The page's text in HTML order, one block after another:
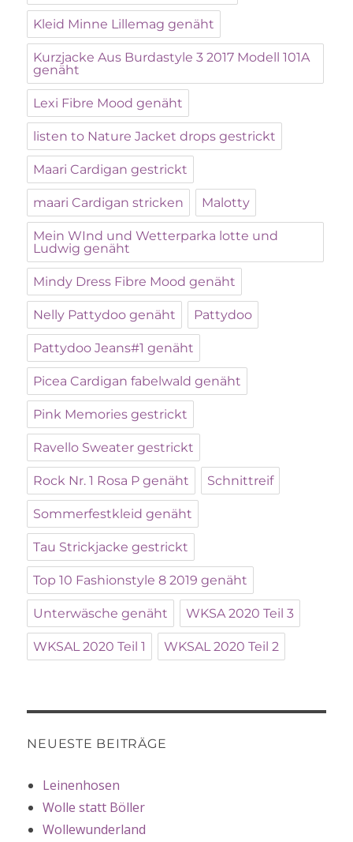
Kleid Minne Lillemag genäht
Kurzjacke Aus Burdastyle 3 2017 Modell 101A
genäht
Lexi Fibre Mood genäht
listen to Nature Jacket drops gestrickt
Maari Cardigan gestrickt
maari Cardigan stricken Malotty
Mein WInd und Wetterparka lotte und
Ludwig genäht
Mindy Dress Fibre Mood genäht
Nelly Pattydoo genäht Pattydoo
Pattydoo Jeans#1 genäht
Picea Cardigan fabelwald genäht
Pink Memories gestrickt
Ravello Sweater gestrickt
Rock Nr. 1 Rosa P genäht Schnittreif
Sommerfestkleid genäht
Tau Strickjacke gestrickt
Top 10 Fashionstyle 8 2019 genäht
Unterwäsche genäht WKSA 2020 Teil 3
WKSAL 2020 Teil 1 WKSAL 2020 Teil 2
NEUESTE BEITRÄGE
Leinenhosen
Wolle statt Böller
Wollewunderland